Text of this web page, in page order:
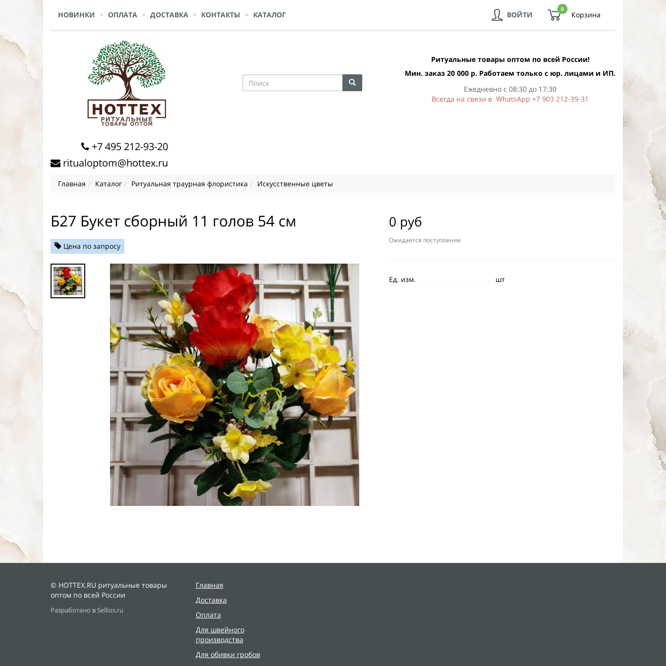
НОВИНКИ ОПЛАТА ДОСТАВКА КОНТАКТЫ КАТАЛОГ
0
Корзина
ВОЙТИ
Ритуальные товары оптом по всей России!
Мин. заказ 20 000 р. Работаем только с юр. лицами и ИП.
Ежедневно с 08:30 до 17:30
Всегда на связи в WhatsApp +7 903 212-39-31
+7 495 212-93-20
ritualoptom@hottex.ru
Главная Каталог Ритуальная траурная флористика Искусственные цветы
Б27 Букет сборный 11 голов 54 см
Цена по запросу
0 руб
Ожидается поступление
Ед. изм. шт
© HOTTEX.RU ритуальные товары
оптом по всей России
Разработано в Sellios.ru
Главная
Доставка
Оплата
Для швейного
производства
Для обивки гробов